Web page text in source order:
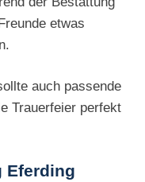
etwas
auch passende
Trauerfeier perfekt
Eferding